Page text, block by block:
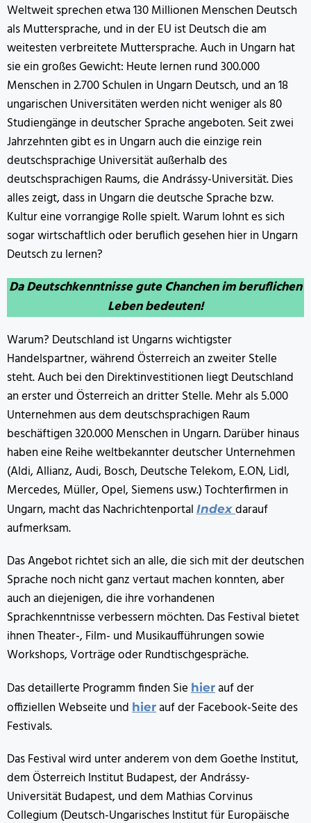
Weltweit sprechen etwa 130 Millionen Menschen Deutsch
als Muttersprache, und in der EU ist Deutsch die am
weitesten verbreitete Muttersprache. Auch in Ungarn hat
sie ein großes Gewicht: Heute lernen rund 300.000
Menschen in 2.700 Schulen in Ungarn Deutsch, und an 18
ungarischen Universitäten werden nicht weniger als 80
Studiengänge in deutscher Sprache angeboten. Seit zwei
Jahrzehnten gibt es in Ungarn auch die einzige rein
deutschsprachige Universität außerhalb des
deutschsprachigen Raums, die Andrássy-Universität. Dies
alles zeigt, dass in Ungarn die deutsche Sprache bzw.
Kultur eine vorrangige Rolle spielt. Warum lohnt es sich
sogar wirtschaftlich oder beruflich gesehen hier in Ungarn
Deutsch zu lernen?
Da Deutschkenntnisse gute Chanchen im beruflichen
Leben bedeuten!
Warum? Deutschland ist Ungarns wichtigster
Handelspartner, während Österreich an zweiter Stelle
steht. Auch bei den Direktinvestitionen liegt Deutschland
an erster und Österreich an dritter Stelle. Mehr als 5.000
Unternehmen aus dem deutschsprachigen Raum
beschäftigen 320.000 Menschen in Ungarn. Darüber hinaus
haben eine Reihe weltbekannter deutscher Unternehmen
(Aldi, Allianz, Audi, Bosch, Deutsche Telekom, E.ON, Lidl,
Mercedes, Müller, Opel, Siemens usw.) Tochterfirmen in
Ungarn, macht das Nachrichtenportal Index darauf
aufmerksam.
Das Angebot richtet sich an alle, die sich mit der deutschen
Sprache noch nicht ganz vertaut machen konnten, aber
auch an diejenigen, die ihre vorhandenen
Sprachkenntnisse verbessern möchten. Das Festival bietet
ihnen Theater-, Film- und Musikaufführungen sowie
Workshops, Vorträge oder Rundtischgespräche.
Das detaillerte Programm finden Sie hier auf der
offiziellen Webseite und hier auf der Facebook-Seite des
Festivals.
Das Festival wird unter anderem von dem Goethe Institut,
dem Österreich Institut Budapest, der Andrássy-
Universität Budapest, und dem Mathias Corvinus
Collegium (Deutsch-Ungarisches Institut für Europäische